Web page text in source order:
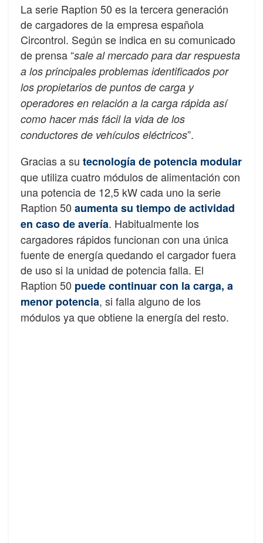
La serie Raption 50 es la tercera generación
de cargadores de la empresa española
Circontrol. Según se indica en su comunicado
de prensa “sale al mercado para dar respuesta
a los principales problemas identificados por
los propietarios de puntos de carga y
operadores en relación a la carga rápida así
como hacer más fácil la vida de los
conductores de vehículos eléctricos”.
Gracias a su tecnología de potencia modular
que utiliza cuatro módulos de alimentación con
una potencia de 12,5 kW cada uno la serie
Raption 50 aumenta su tiempo de actividad
en caso de avería. Habitualmente los
cargadores rápidos funcionan con una única
fuente de energía quedando el cargador fuera
de uso si la unidad de potencia falla. El
Raption 50 puede continuar con la carga, a
menor potencia, si falla alguno de los
módulos ya que obtiene la energía del resto.